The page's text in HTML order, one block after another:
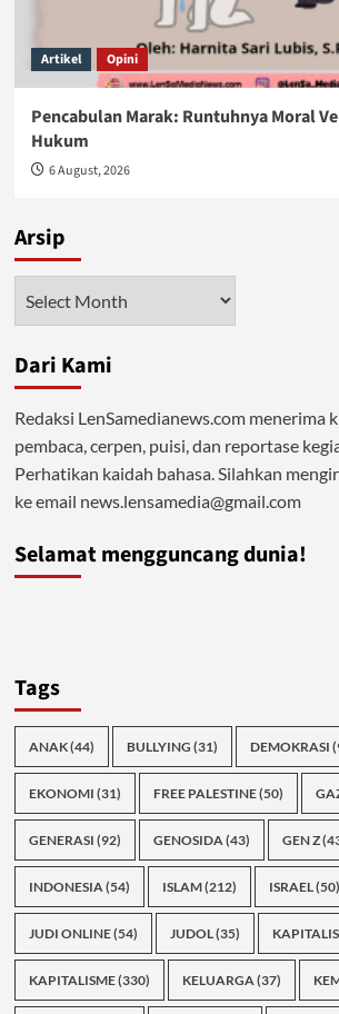
Artikel Opini
Pencabulan Marak: Runtuhnya Moral
Hukum
6 August, 2026
Arsip
Dari Kami
Redaksi LenSamedianews.com menerima
pembaca, cerpen, puisi, dan reportase
Perhatikan kaidah bahasa. Silahkan
ke email news.lensamedia@gmail.com
Selamat mengguncang dunia!
Tags
ANAK(44) BULLYING (31) DEMOKRASI
EKONOMI (31) FREE PALESTINE(50)
GENERASI (92) GENOSIDA(43) GEN Z
INDONESIA(54) ISLAM(212) ISRAEL(50)
JUDI ONLINE(54) JUDOL(35) KAPITALIS
KAPITALISME(330) KELUARGA(37)